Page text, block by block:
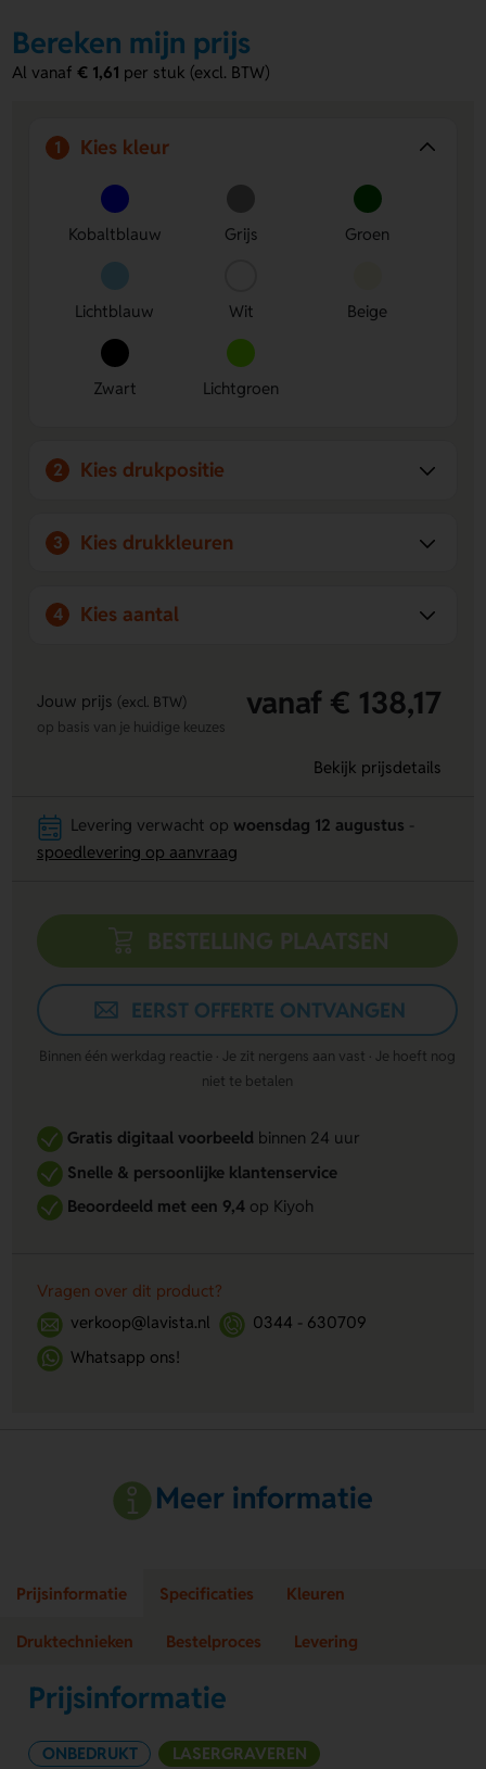
met 100% recyclebare beker.
Voordelen van de Circulcup beker
kosten.
Individueel graveren
duurzaam en slijtvast.
BPA-vrij & Food Approved- veilig voor koffie, thee en
koude dranken.
Bereken mijn prijs
Al vanaf€ 1,61 per stuk (excl. BTW)
1 Kies kleur
Kobaltblauw Grijs Groen
Lichtblauw Wit Beige
Zwart Lichtgroen
2 Kies drukpositie
3 Kies drukkleuren
4 Kies aantal
Jouw prijs (excl. BTW) vanaf € 138,17
op basis van je huidige keuzes
Bekijk prijsdetails
Levering verwacht op woensdag 12 augustus
spoedlevering op aanvraag
BESTELLING PLAATSEN
EERST OFFERTE ONTVANGEN
Binnen één werkdag reactie · Je zit nergens aan vast · Je hoeft nog
niet te betalen
Gratis digitaal voorbeeldbinnen 24 uur
Snelle & persoonlijke klantenservice
Beoordeeld met een 9,4op Kiyoh
Vragen over dit product?
verkoop@lavista.nl
0344 - 630709
Whatsapp ons!
Meer informatie
Prijsinformatie Specificaties Kleuren
Druktechnieken Bestelproces Levering
Prijsinformatie
ONBEDRUKT LASERGRAVEREN